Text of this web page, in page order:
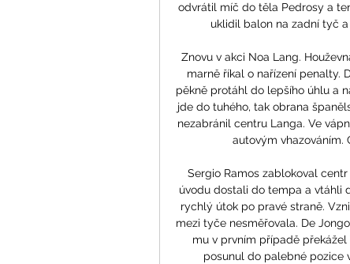
odvrátil míč do těla Pedrosy a
uklidil balon na zadní tyč
Znovu v akci Noa Lang.
marně říkal o nařízení penalty.
pěkně protáhl do lepšího úhlu a
jde do tuhého, tak obrana
nezabránil centru Langa. Ve
autovým vhazováním.
Sergio Ramos zablokoval
úvodu dostali do tempa a vtáhli
rychlý útok po pravé straně.
mezi tyče nesměřovala. De
mu v prvním případě
posunul do palebné pozice